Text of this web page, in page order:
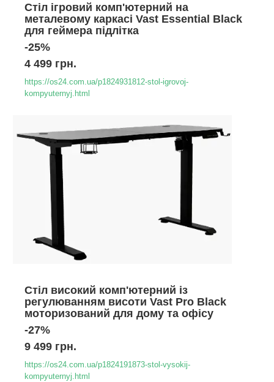
Стіл ігровий комп'ютерний на
металевому каркасі Vast Essential Black
для геймера підлітка
-25%
4 499 грн.
https://os24.com.ua/p1824931812-stol-igrovoj-
kompyuternyj.html
Стіл високий комп'ютерний із
регулюванням висоти Vast Pro Black
моторизований для дому та офісу
-27%
9 499 грн.
https://os24.com.ua/p1824191873-stol-vysokij-
kompyuternyj.html